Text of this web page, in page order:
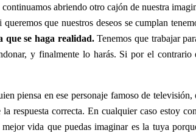
abriendo otro cajón de nuestra
que nuestros deseos se cumplan
que se haga realidad.Tenemos que trabajar
y finalmente lo harás. Si por el contrario
piensa en ese personaje famoso de
correcta. En cualquier caso estoy
vida que puedas imaginar es la tuya